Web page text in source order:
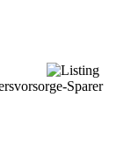
Sparer